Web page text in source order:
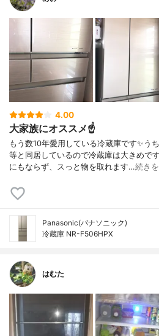
4.00
大家族にオススメ☝️
もう数10年愛用している冷蔵庫です✨う
等と同居しているので冷蔵庫は大きめで
にもならず、スっと物を取れます…続き
Panasonic(パナソニック)
冷蔵庫 NR-F506HPX
はむた